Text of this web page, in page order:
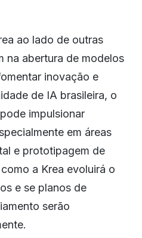
ao lado de outras
na abertura de modelos
inovação e
de IA brasileira, o
impulsionar
em áreas
e prototipagem de
a Krea evoluirá o
e se planos de
serão